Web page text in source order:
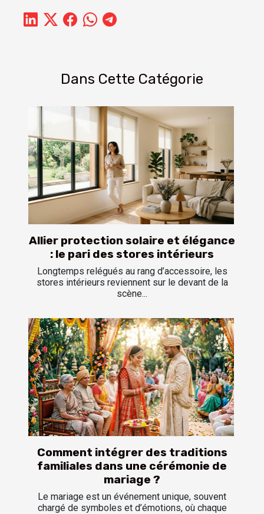
Dans Cette Catégorie
Allier protection solaire et élégance
: le pari des stores intérieurs
Longtemps relégués au rang d’accessoire, les
stores intérieurs reviennent sur le devant de la
scène...
Comment intégrer des traditions
familiales dans une cérémonie de
mariage ?
Le mariage est un événement unique, souvent
chargé de symboles et d’émotions, où chaque